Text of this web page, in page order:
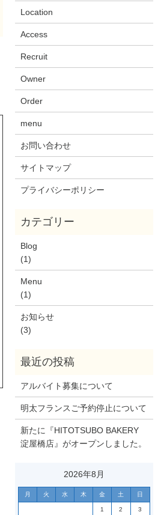
Location
Access
Recruit
Owner
Order
menu
お問い合わせ
サイトマップ
プライバシーポリシー
Blog
(1)
Menu
(1)
お知らせ
(3)
アルバイト募集について
明太フランスご予約停止について
新たに『HITOTSUBO BAKERY
淀屋橋店』がオープンしました。
2026年8月
月 火 水 木 金 土 日
1 2 3